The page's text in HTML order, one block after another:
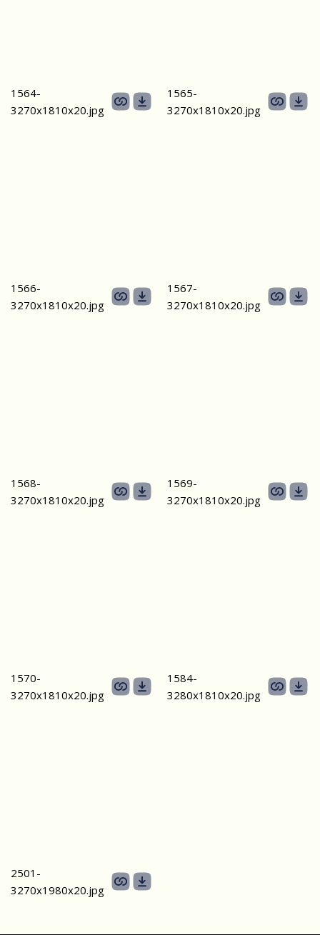
1564-
3270х1810х20.jpg
1565-
3270х1810х20.jpg
1566-
3270х1810х20.jpg
1567-
3270х1810х20.jpg
1568-
3270х1810х20.jpg
1569-
3270х1810х20.jpg
1570-
3270х1810х20.jpg
1584-
3280х1810х20.jpg
2501-
3270х1980x20.jpg